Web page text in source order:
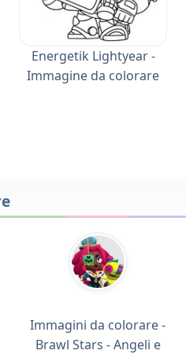
Energetik Lightyear -
Immagine da colorare
Immagini da colorare -
Brawl Stars - Angeli e